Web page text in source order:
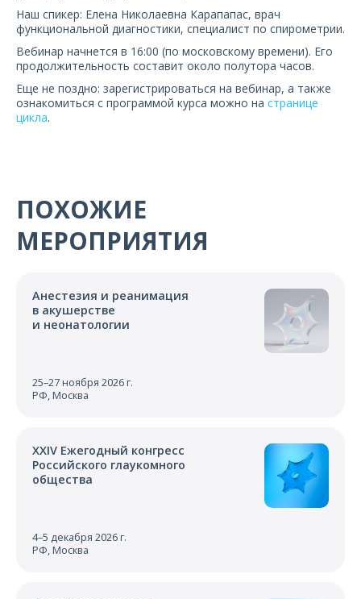
Наш спикер: Елена Николаевна Карапапас, врач
функциональной диагностики, специалист по спирометрии.
Вебинар начнется в 16:00 (по московскому времени). Его
продолжительность составит около полутора часов.
Еще не поздно: зарегистрироваться на вебинар, а также
ознакомиться с программой курса можно на странице
цикла.
ПОХОЖИЕ
МЕРОПРИЯТИЯ
Анестезия и реанимация
в акушерстве
и неонатологии
25–27 ноября 2026 г.
РФ, Москва
XXIV Ежегодный конгресс
Российского глаукомного
общества
4–5 декабря 2026 г.
РФ, Москва